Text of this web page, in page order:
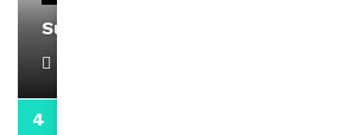
Support Black Business Wee-kend